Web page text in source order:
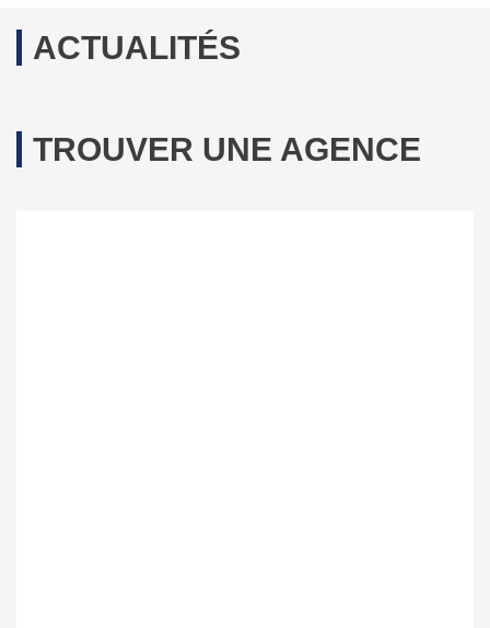
ACTUALITÉS
TROUVER UNE AGENCE